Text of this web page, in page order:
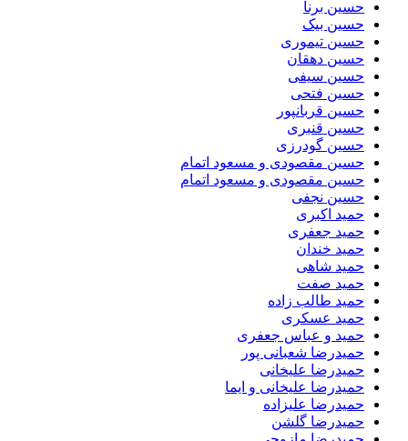
حسین برنا
حسین بیک
حسین تیموری
حسین دهقان
حسین سیفی
حسین فتحی
حسین قربانپور
حسین قنبری
حسین گودرزی
حسین مقصودى و مسعود اتمام
حسین مقصودی و مسعود اتمام
حسین نجفی
حمید اکبری
حمید جعفری
حمید خندان
حمید شاهی
حمید صفت
حمید طالب زاده
حمید عسکری
حمید و عباس جعفری
حمیدرضا شعبانی پور
حمیدرضا علیخانی
حمیدرضا علیخانی و ایما
حمیدرضا علیزاده
حمیدرضا گلشن